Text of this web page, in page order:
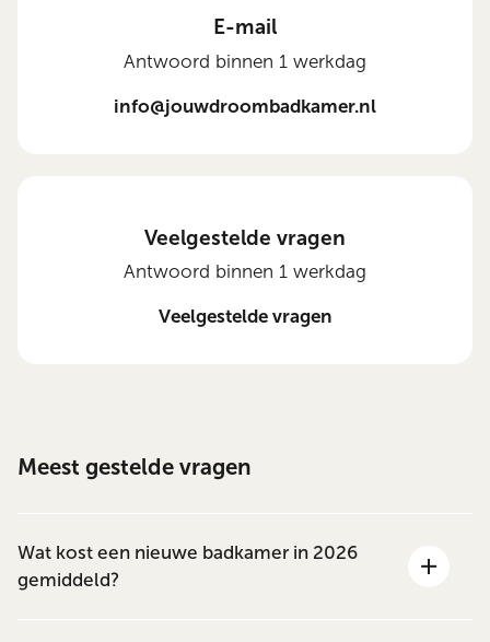
E-mail
Antwoord binnen 1 werkdag
info@jouwdroombadkamer.nl
Veelgestelde vragen
Antwoord binnen 1 werkdag
Veelgestelde vragen
Meest gestelde vragen
Wat kost een nieuwe badkamer in 2026
gemiddeld?